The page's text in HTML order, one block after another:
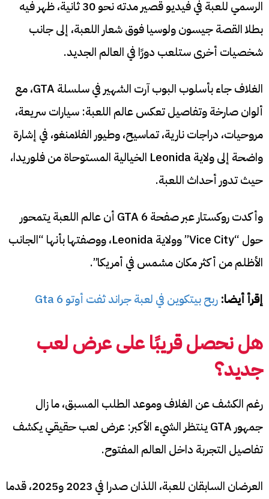
الرسمي للعبة في فيديو قصير مدته نحو 30 ثانية، ظهر فيه
بطلا القصة جيسون ولوسيا فوق شعار اللعبة، إلى جانب
شخصيات أخرى ستلعب دورًا في العالم الجديد.
الغلاف جاء بأسلوب البوب آرت الشهير في سلسلة GTA، مع
ألوان صارخة وتفاصيل تعكس عالم اللعبة: سيارات سريعة،
مروحيات، دراجات نارية، تماسيح، وطيور الفلامنغو، في إشارة
واضحة إلى ولاية Leonida الخيالية المستوحاة من فلوريدا،
حيث تدور أحداث اللعبة.
وأكدت روكستار عبر صفحة GTA 6 أن عالم اللعبة يتمحور
حول “Vice City” وولاية Leonida، ووصفتها بأنها “الجانب
الأظلم من أكثر مكان مشمس في أمريكا”.
إقرأ أيضا: ربح بيتكوين في لعبة جراند ثفت أوتو Gta 6
هل نحصل قريبًا على عرض لعب
جديد؟
رغم الكشف عن الغلاف وموعد الطلب المسبق، ما زال
جمهور GTA ينتظر الشيء الأكبر: عرض لعب حقيقي يكشف
تفاصيل التجربة داخل العالم المفتوح.
العرضان السابقان للعبة، اللذان صدرا في 2023 و2025، قدما